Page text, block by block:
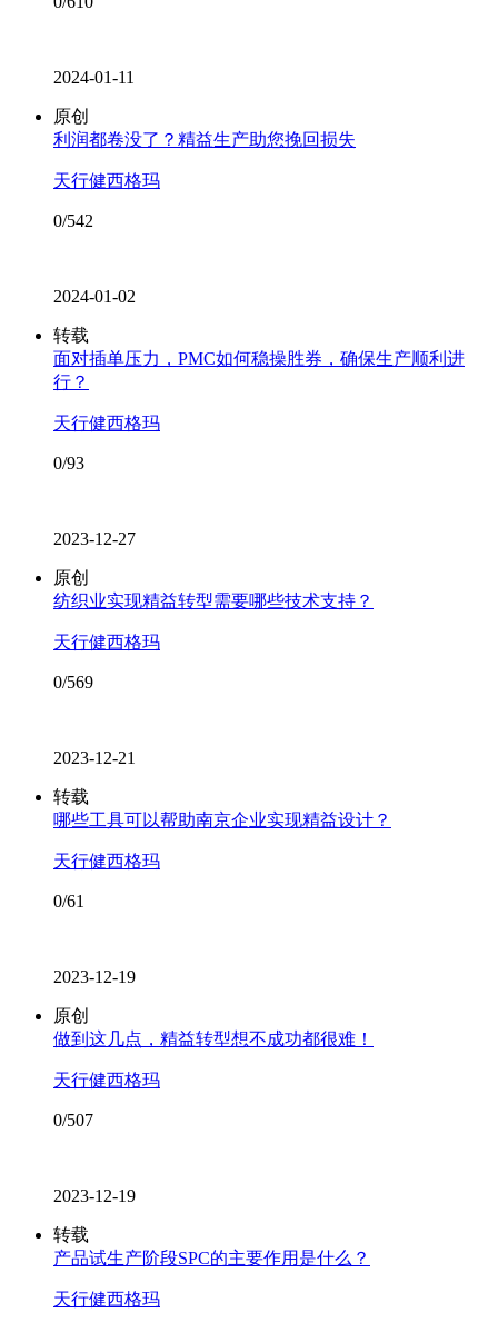
2024-01-11
原创
利润都卷没了？精益生产助您挽回损失
天行健西格玛
0/542
2024-01-02
转载
面对插单压力，PMC如何稳操胜券，确保生产顺利进
行？
天行健西格玛
0/93
2023-12-27
原创
纺织业实现精益转型需要哪些技术支持？
天行健西格玛
0/569
2023-12-21
转载
哪些工具可以帮助南京企业实现精益设计？
天行健西格玛
0/61
2023-12-19
原创
做到这几点，精益转型想不成功都很难！
天行健西格玛
0/507
2023-12-19
转载
产品试生产阶段SPC的主要作用是什么？
天行健西格玛